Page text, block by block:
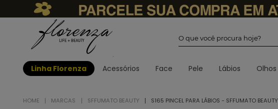
Linha Florenza Acessórios Face Pele Lábios Olhos
MARCAS SFFUMATO BEAUTY S165 PINCEL PARA LÁBIOS - SFFUMATO BEAUTY